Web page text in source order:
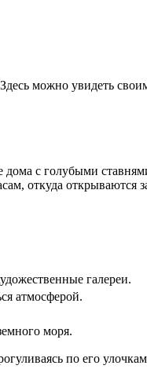
можно увидеть
с голубыми
откуда открываются
галереи.
атмосферой.
моря.
по его